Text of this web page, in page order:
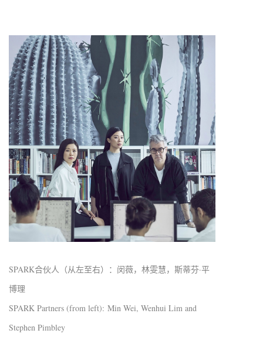
SPARK合伙人（从左至右）：闵薇，林雯慧，斯蒂芬·平
博理
SPARK Partners (from left): Min Wei, Wenhui Lim and
Stephen Pimbley